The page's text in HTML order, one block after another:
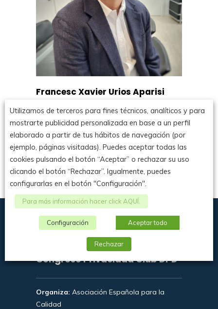
Francesc Xavier Urios Aparisi
cap de l’Assessoria Jurídica de
l’Autoritat Catalana de
Protecció de Dades
Congreso Privacidad Club DPD
Organiza: Asociación Española para la
Calidad
Utilizamos de terceros para fines técnicos, analíticos y para
mostrarte publicidad personalizada en base a un perfil
elaborado a partir de tus hábitos de navegación (por
ejemplo, páginas visitadas). Puedes aceptar todas las
cookies pulsando el botón “Aceptar” o rechazar su uso
clicando el botón “Rechazar”. Igualmente, puedes
configurarlas en el botón "Configuración".
Para más información hacer click AQUÍ.
Configuración Aceptar todo
Rechazar